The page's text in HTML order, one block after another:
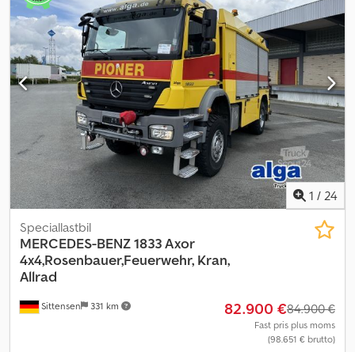
1 / 24
Sittensen 331 km
Speciallastbil
MERCEDES-BENZ1833 Axor
4x4,Rosenbauer,Feuerwehr, Kran,
Allrad
82.900 €84.900 €
Fast pris plus moms
(98.651 € brutto)